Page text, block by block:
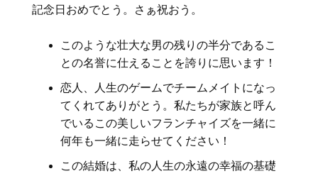
記念日おめでとう。さぁ祝おう。
このような壮大な男の残りの半分であるこ
との名誉に仕えることを誇りに思います！
恋人、人生のゲームでチームメイトになっ
てくれてありがとう。私たちが家族と呼ん
でいるこの美しいフランチャイズを一緒に
何年も一緒に走らせてください！
この結婚は、私の人生の永遠の幸福の基礎